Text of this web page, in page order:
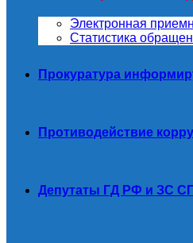
Электронная
Статистика
Прокуратура
Противодействие
Депутаты ГД РФ и ЗС